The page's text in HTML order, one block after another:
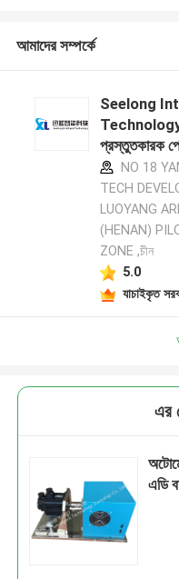
আমাদের সম্পর্কে
Seelong
প্রস্তুতকারক
NO 18
TECH
LUOYANG
(HENAN)
ZONE ,চীন
5.0
যাচাইকৃত
এর
এডি